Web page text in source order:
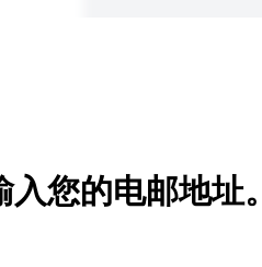
入您的电邮地址。